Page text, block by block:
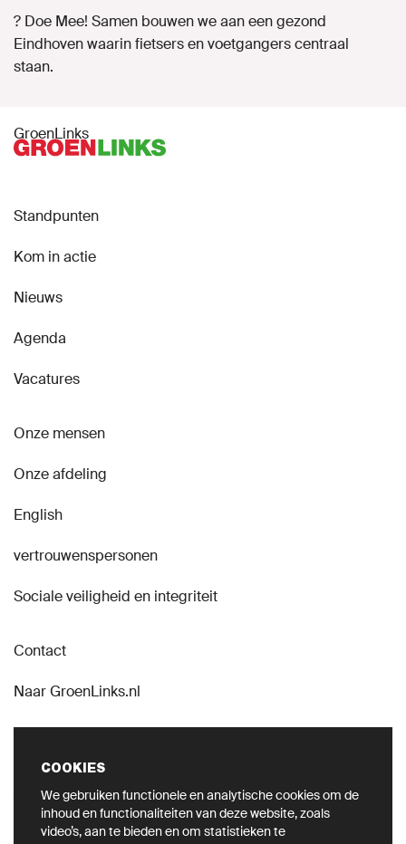
COOKIES
We gebruiken functionele en analytische cookies om de
inhoud en functionaliteiten van deze website, zoals
video’s, aan te bieden en om statistieken te
? Doe Mee! Samen bouwen we aan een gezond
Eindhoven waarin fietsers en voetgangers centraal
staan.
GroenLinks
Standpunten
Kom in actie
Nieuws
Agenda
Vacatures
Onze mensen
Onze afdeling
English
vertrouwenspersonen
Sociale veiligheid en integriteit
Contact
Naar GroenLinks.nl
VOLG ONS OP SOCIAL